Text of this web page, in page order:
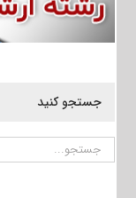
جستجو کنید
جستجو